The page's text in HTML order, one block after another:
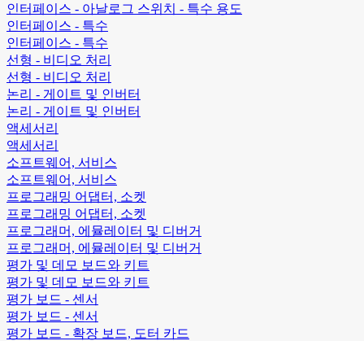
인터페이스 - 아날로그 스위치 - 특수 용도
인터페이스 - 특수
인터페이스 - 특수
선형 - 비디오 처리
선형 - 비디오 처리
논리 - 게이트 및 인버터
논리 - 게이트 및 인버터
액세서리
액세서리
소프트웨어, 서비스
소프트웨어, 서비스
프로그래밍 어댑터, 소켓
프로그래밍 어댑터, 소켓
프로그래머, 에뮬레이터 및 디버거
프로그래머, 에뮬레이터 및 디버거
평가 및 데모 보드와 키트
평가 및 데모 보드와 키트
평가 보드 - 센서
평가 보드 - 센서
평가 보드 - 확장 보드, 도터 카드